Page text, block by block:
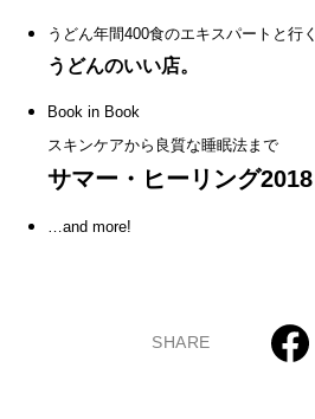
うどん年間400食のエキスパートと行く
うどんのいい店。
Book in Book
スキンケアから良質な睡眠法まで
サマー・ヒーリング2018
…and more!
SHARE